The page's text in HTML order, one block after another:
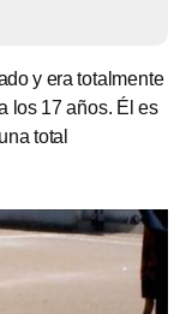
y era totalmente
los 17 años. Él es
total